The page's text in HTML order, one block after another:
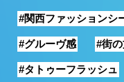
#関西ファッションシ
#グルーヴ感 #街
#タトゥーフラッシュ